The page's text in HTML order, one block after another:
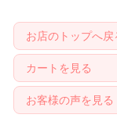
お店のトップへ戻
カートを見る
お客様の声を見る